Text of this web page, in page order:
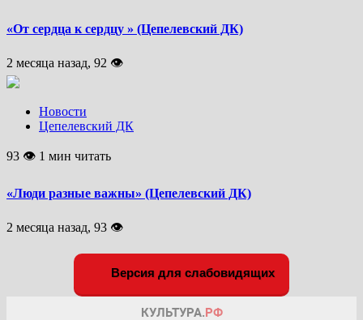
«От сердца к сердцу » (Цепелевский ДК)
2 месяца назад, 92 👁
Новости
Цепелевский ДК
93 👁 1 мин читать
«Люди разные важны» (Цепелевский ДК)
2 месяца назад, 93 👁
Версия для слабовидящих